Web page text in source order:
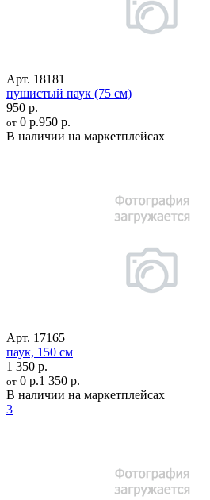
Арт. 18181
пушистый паук (75 см)
950 р.
от 0 р.950 р.
В наличии на маркетплейсах
Арт. 17165
паук, 150 см
1 350 р.
от 0 р.1 350 р.
В наличии на маркетплейсах
3